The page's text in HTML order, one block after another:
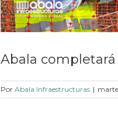
Abala
Por Abala Infraestructuras |